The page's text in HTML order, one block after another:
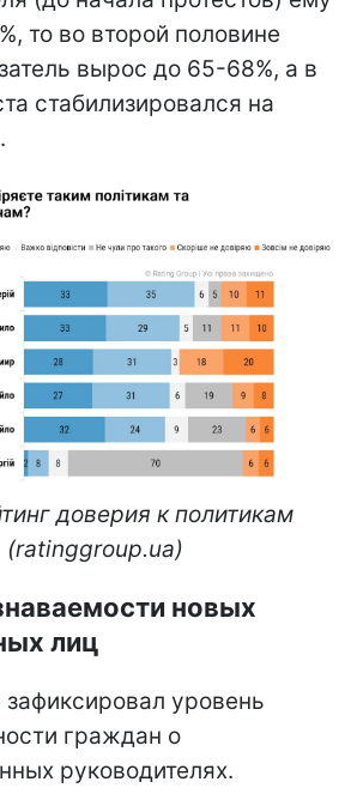
то во второй половине
вырос до 65-68%, а в
стабилизировался на
доверия к политикам
(ratinggroup.ua)
новых
лиц
уровень
граждан о
руководителях.